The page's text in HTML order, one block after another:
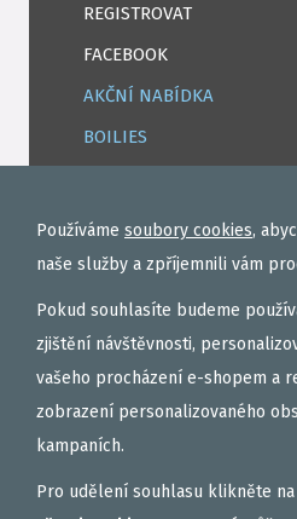
REGISTROVAT
FACEBOOK
AKČNÍ NABÍDKA
BOILIES
TEKUTÉ
OBALOVAČKY
VAŘENÝ PARTIKL
BIŽUTERIE NA MONTÁŽE
DÁRKOVÝ POUKAZ,
AKČNÍ SETY
Používáme soubory cookies,
naše služby a zpříjemnili vám
Pokud souhlasíte budeme
zjištění návštěvnosti,
vašeho procházení e-shopem a
zobrazení personalizovaného
kampaních.
Pro udělení souhlasu klikněte